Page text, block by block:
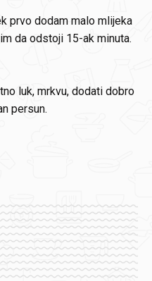
prvo dodam malo mlijeka
da odstoji 15-ak minuta.
luk, mrkvu, dodati dobro
persun.